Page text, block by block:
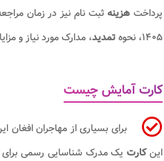
پرداخت هزینه ثبت نام نیز در زمان
۱۴۰۵، نحوه
تمدید، مدارک مورد نیاز و
کارت آمایش چیست
برای بسیاری از مهاجران
اینکارتیک مدرک شناسایی رسمی برای